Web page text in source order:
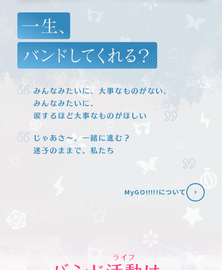
MyGO!!!!!について